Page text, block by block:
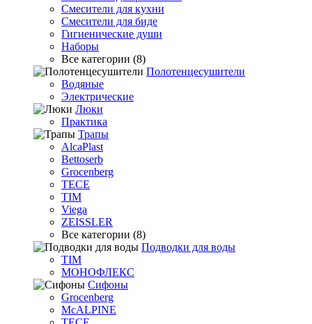
Смесители для кухни
Смесители для биде
Гигиенические души
Наборы
Все категории (8)
Полотенцесушители
Водяные
Электрические
Люки
Практика
Трапы
AlcaPlast
Bettoserb
Grocenberg
TECE
TIM
Viega
ZEISSLER
Все категории (8)
Подводки для воды
TIM
МОНОФЛЕКС
Сифоны
Grocenberg
McALPINE